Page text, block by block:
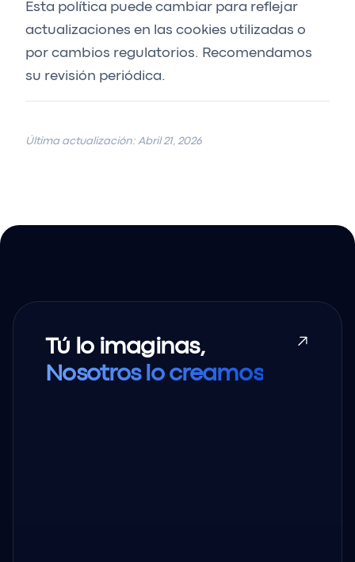
Esta política puede cambiar para reflejar
actualizaciones en las cookies utilizadas o
por cambios regulatorios. Recomendamos
su revisión periódica.
Última actualización: Abril 21, 2026
Tú lo imaginas,
Nosotros lo creamos